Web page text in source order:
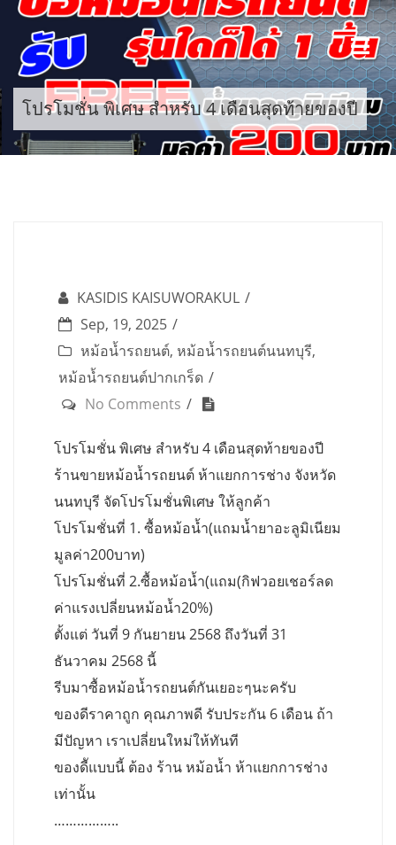
Skip
content
โปรโมชั่น พิเศษ สำหรับ 4 เดือนสุดท้ายของปี
KASIDIS KAISUWORAKUL
Sep, 19, 2025
หม้อน้ำรถยนต์, หม้อน้ำรถยนต์นนทบุรี,
หม้อน้ำรถยนต์ปากเกร็ด
No Comments
โปรโมชั่น พิเศษ สำหรับ 4 เดือนสุดท้ายของปี
ร้านขายหม้อน้ำรถยนต์ ห้าแยกการช่าง จังหวัด
นนทบุรี จัดโปรโมชั่นพิเศษ ให้ลูกค้า
โปรโมชั่นที่ 1. ซื้อหม้อน้ำ(แถมน้ำยาอะลูมิเนียม
มูลค่า200บาท)
โปรโมชั่นที่ 2.ซื้อหม้อน้ำ(แถม(กิฟวอยเชอร์ลด
ค่าแรงเปลี่ยนหม้อน้ำ20%)
ตั้งแต่ วันที่ 9 กันยายน 2568 ถึงวันที่ 31
ธันวาคม 2568 นี้
รีบมาซื้อหม้อน้ำรถยนต์กันเยอะๆนะครับ
ของดีราคาถูก คุณภาพดี รับประกัน 6 เดือน ถ้า
มีปัญหา เราเปลี่ยนใหม่ให้ทันที
ของดีัแบบนี้ ต้อง ร้าน หม้อน้ำ ห้าแยกการช่าง
เท่านั้น
……………..